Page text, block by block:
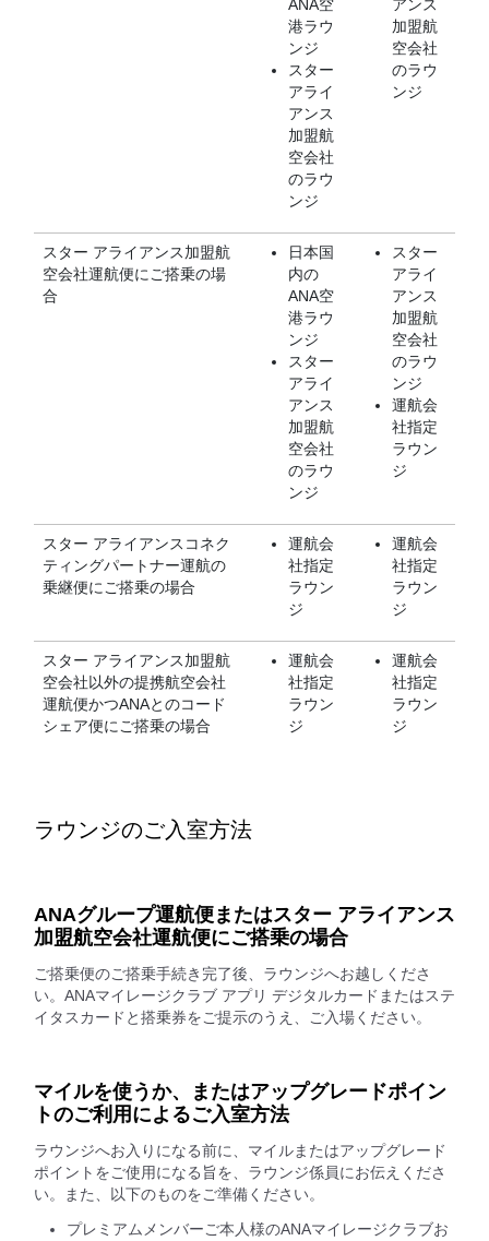
ANA空
港ラウ
ンジ
スター
アライ
アンス
加盟航
空会社
のラウ
ンジ
アンス
加盟航
空会社
のラウ
ンジ
スター アライアンス加盟航
空会社運航便にご搭乗の場
合
日本国
内の
ANA空
港ラウ
ンジ
スター
アライ
アンス
加盟航
空会社
のラウ
ンジ
スター
アライ
アンス
加盟航
空会社
のラウ
ンジ
運航会
社指定
ラウン
ジ
スター アライアンスコネク
ティングパートナー運航の
乗継便にご搭乗の場合
運航会
社指定
ラウン
ジ
運航会
社指定
ラウン
ジ
スター アライアンス加盟航
空会社以外の提携航空会社
運航便かつANAとのコード
シェア便にご搭乗の場合
運航会
社指定
ラウン
ジ
運航会
社指定
ラウン
ジ
ラウンジのご入室方法
ANAグループ運航便またはスター アライアンス
加盟航空会社運航便にご搭乗の場合
ご搭乗便のご搭乗手続き完了後、ラウンジへお越しくださ
い。ANAマイレージクラブ アプリ デジタルカードまたはステ
イタスカードと搭乗券をご提示のうえ、ご入場ください。
マイルを使うか、またはアップグレードポイン
トのご利用によるご入室方法
ラウンジへお入りになる前に、マイルまたはアップグレード
ポイントをご使用になる旨を、ラウンジ係員にお伝えくださ
い。また、以下のものをご準備ください。
プレミアムメンバーご本人様のANAマイレージクラブお